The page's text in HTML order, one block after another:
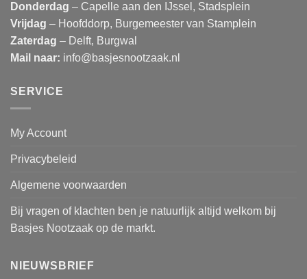
Donderdag – Capelle aan den IJssel, Stadsplein
Vrijdag – Hoofddorp, Burgemeester van Stamplein
Zaterdag – Delft, Burgwal
Mail naar: info@basjesnootzaak.nl
SERVICE
My Account
Privacybeleid
Algemene voorwaarden
Bij vragen of klachten ben je natuurlijk altijd welkom bij
Basjes Nootzaak op de markt.
NIEUWSBRIEF